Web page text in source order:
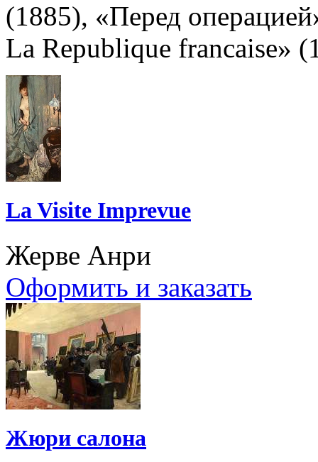
(1885), «Перед
La Republique francaise»
La Visite Imprevue
Жерве Анри
Оформить и заказать
Жюри салона